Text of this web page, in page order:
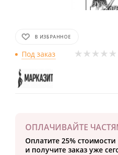
В ИЗБРАННОЕ
Под заказ
ОПЛАЧИВАЙТЕ
Оплатите 25% стоимости
и получите заказ уже